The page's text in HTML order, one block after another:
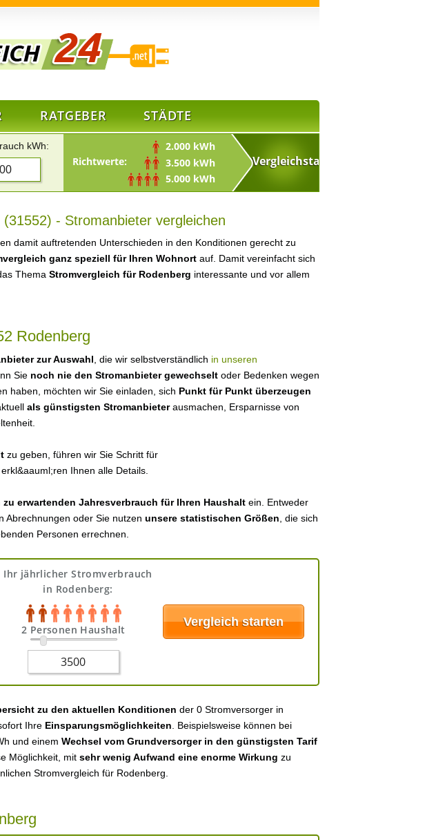
RATGEBER STÄDTE
kWh:
Richtwerte:
2.000 kWh
3.500 kWh
5.000 kWh
- Stromanbieter vergleichen
damit auftretenden Unterschieden in den Konditionen gerecht zu
ganz speziell für Ihren Wohnort auf. Damit vereinfacht sich
Thema Stromvergleich für Rodenberg interessante und vor allem
Rodenberg
zur Auswahl , die wir selbstverständlich in unseren
Sie noch nie den Stromanbieter gewechselt oder Bedenken wegen
haben, möchten wir Sie einladen, sich Punkt für Punkt überzeugen
als günstigsten Stromanbieterausmachen, Ersparnisse von
zu geben, führen wir Sie Schritt für
Ihnen alle Details.
zu erwartenden Jahresverbrauch für Ihren Haushalt ein. Entweder
Abrechnungen oder Sie nutzen unsere statistischen Größen , die sich
Personen errechnen.
Ihr jährlicher Stromverbrauch
in Rodenberg:
2 Personen Haushalt
zu den aktuellen Konditionen der 0 Stromversorger in
Ihre Einsparungsmöglichkeiten . Beispielsweise können bei
und einem Wechsel vom Grundversorger in den günstigsten Tarif
Möglichkeit, mit sehr wenig Aufwand eine enorme Wirkung zu
Stromvergleich für Rodenberg.